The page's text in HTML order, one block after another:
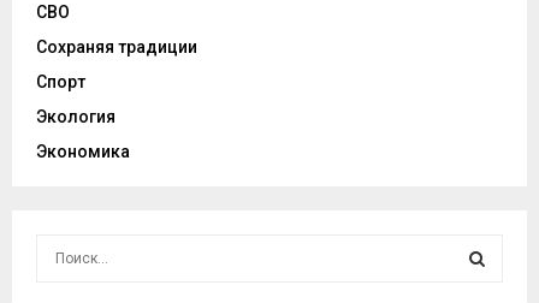
СВО
Сохраняя традиции
Спорт
Экология
Экономика